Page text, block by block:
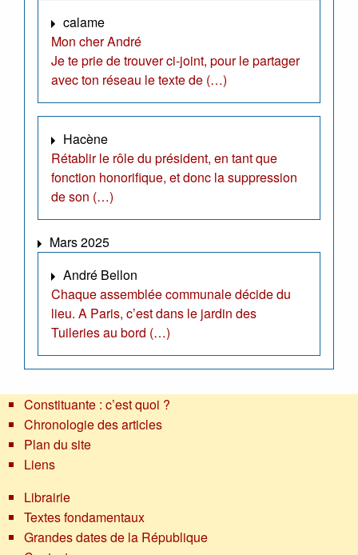
calame
Mon cher André
Je te prie de trouver ci-joint, pour le partager
avec ton réseau le texte de (…)
Hacène
Rétablir le rôle du président, en tant que
fonction honorifique, et donc la suppression
de son (…)
Mars 2025
André Bellon
Chaque assemblée communale décide du
lieu. A Paris, c’est dans le jardin des
Tuileries au bord (…)
Constituante : c’est quoi ?
Chronologie des articles
Plan du site
Liens
Librairie
Textes fondamentaux
Grandes dates de la République